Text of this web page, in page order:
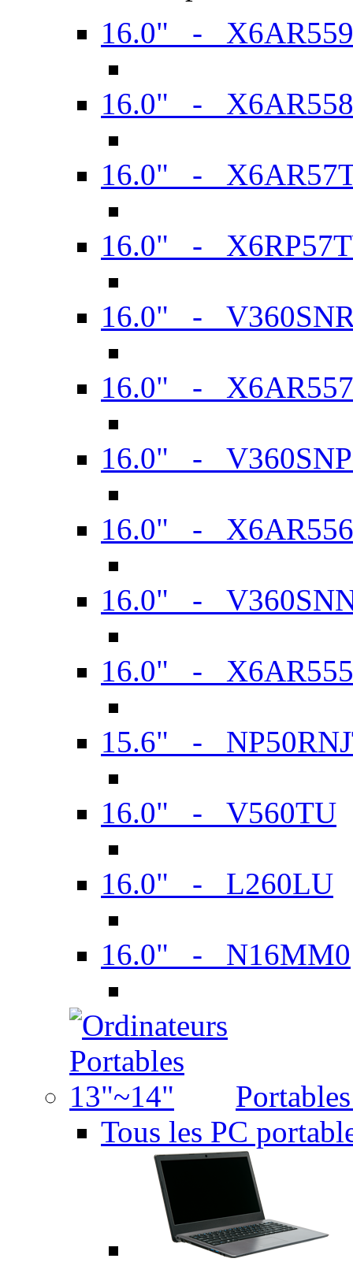
16.0" -
16.0" -
16.0" -
16.0" -
16.0" -
16.0" -
16.0" -
16.0" -
16.0" -
16.0" -
15.6" -
16.0" - V560TU
16.0" - L260LU
16.0" - N16MM0
Tous les PC